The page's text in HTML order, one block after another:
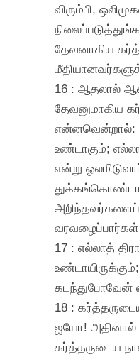
விரும்பி,
தேவனாகிய
16 : ஆதலால்
தேவனுமாகிய
என்னவென்றால்:
உண்டாகும்;
என்று
அறிந்தவர்களைப்
17 : எல்லாத்
கடந்துபோவேன்
18 :
ஐயோ! அதினால்
கர்த்தருடைய